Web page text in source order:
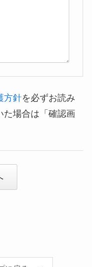
方針を必ずお読み
た場合は「確認画